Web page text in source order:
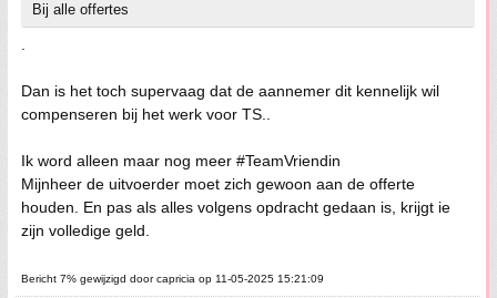
Bij alle offertes
.
Dan is het toch supervaag dat de aannemer dit kennelijk wil
compenseren bij het werk voor TS..
Ik word alleen maar nog meer #TeamVriendin
Mijnheer de uitvoerder moet zich gewoon aan de offerte
houden. En pas als alles volgens opdracht gedaan is, krijgt ie
zijn volledige geld.
Bericht 7% gewijzigd door capricia op 11-05-2025 15:21:09